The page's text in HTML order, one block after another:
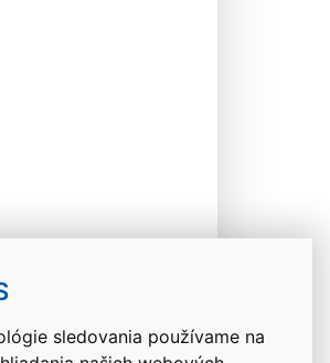
sledovania používame na